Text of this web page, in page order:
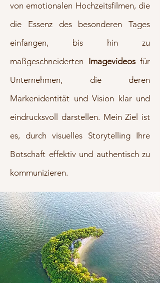
von emotionalen Hochzeitsfilmen, die
die Essenz des besonderen Tages
einfangen, bis hin zu
maßgeschneiderten Imagevideosfür
Unternehmen, die deren
Markenidentität und Vision klar und
eindrucksvoll darstellen. Mein Ziel ist
es, durch visuelles Storytelling Ihre
Botschaft effektiv und authentisch zu
kommunizieren.